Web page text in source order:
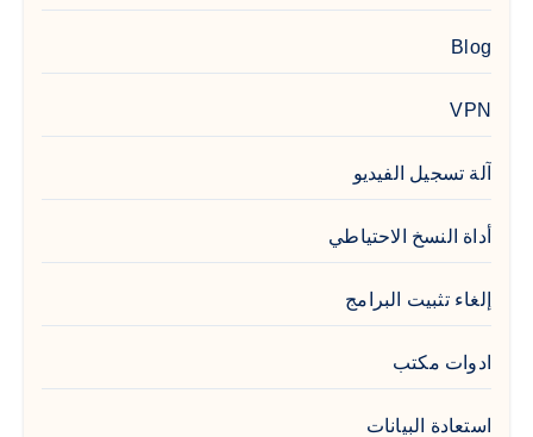
Blog
VPN
آلة تسجيل الفيديو
أداة النسخ الاحتياطي
إلغاء تثبيت البرامج
ادوات مكتب
استعادة البيانات